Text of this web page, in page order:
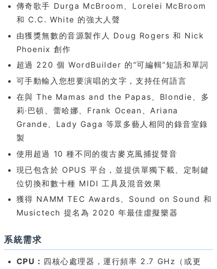
傳奇歌手 Durga McBroom、Lorelei McBroom
和 C.C. White 的強大人聲
由獲獎無數的音源製作人 Doug Rogers 和 Nick
Phoenix 創作
超過 220 個 WordBuilder 的“可編輯”短語和單詞
可手動輸入您想要演唱的文字，支持任何語言
在與 The Mamas and the Papas、Blondie、多
莉·巴頓、蕾哈娜、Frank Ocean、Ariana
Grande、Lady Gaga 等眾多藝人相同的錄音室錄
製
使用超過 10 種不同的復古麥克風捕捉聲音
現已包含於 OPUS 平台，並提供單獨下載、定制鍵
位切換和數十種 MIDI 工具及混音效果
獲得 NAMM TEC Awards、Sound on Sound 和
Musictech 提名為 2020 年最佳虛擬樂器
系統需求
CPU： 四核心處理器，運行頻率 2.7 GHz（或更